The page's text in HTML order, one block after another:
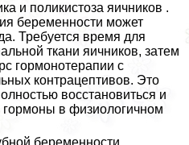
и поликистоза яичников .
беременности может
Требуется время для
ткани яичников, затем
гормонотерапии с
кoнтpaцептивов. Это
восстановиться и
гормоны в физиологичном